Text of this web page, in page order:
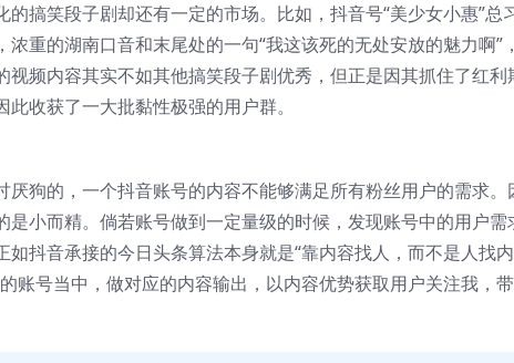
搞笑段子剧却还有一定的市场。比如，抖音号“美少女小惠”总
重的湖南口音和末尾处的一句“我这该死的无处安放的魅力啊”
频内容其实不如其他搞笑段子剧优秀，但正是因其抓住了红利
收获了一大批黏性极强的用户群。
狗的，一个抖音账号的内容不能够满足所有粉丝用户的需求。
小而精。倘若账号做到一定量级的时候，发现账号中的用户需
抖音承接的今日头条算法本身就是“靠内容找人，而不是人找内
账号当中，做对应的内容输出，以内容优势获取用户关注我，